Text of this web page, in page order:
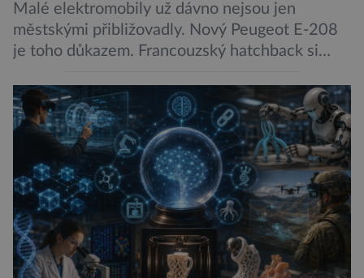
Malé elektromobily už dávno nejsou jen
městskými přibližovadly. Nový Peugeot E-208
je toho důkazem. Francouzský hatchback si
dojezd a modernější technologie, ale hlavně
ukazuje, že i kompaktní elektromobil může být
autem, se kterým bez obav vyrazíte za hranice
města Peugeot se u modelu 208 trefil do
černého už […]